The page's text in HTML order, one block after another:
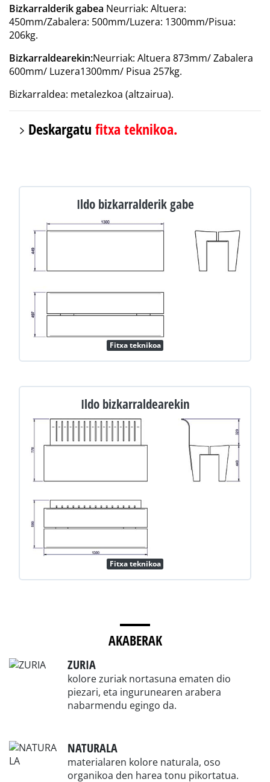
Bizkarralderik gabea Neurriak: Altuera:
450mm/Zabalera: 500mm/Luzera: 1300mm/Pisua:
206kg.
Bizkarraldearekin:Neurriak: Altuera 873mm/ Zabalera
600mm/ Luzera1300mm/ Pisua 257kg.
Bizkarraldea: metalezkoa (altzairua).
Deskargatu fitxa teknikoa.
Ildo bizkarralderik gabe
Fitxa teknikoa
Ildo bizkarraldearekin
Fitxa teknikoa
AKABERAK
ZURIA
kolore zuriak nortasuna ematen dio
piezari, eta ingurunearen arabera
nabarmendu egingo da.
NATURALA
materialaren kolore naturala, oso
organikoa den harea tonu pikortatua.